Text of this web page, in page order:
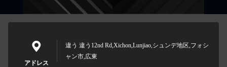
アドレス
違う 違う12nd Rd,Xichon,Lunjiao,シュンデ地区,フォシ
ャン市,広東